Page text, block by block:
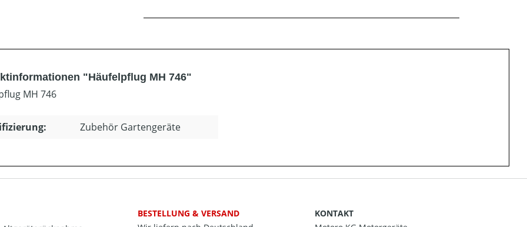
"Häufelpflug MH 746"
MH 746
Zubehör Gartengeräte
BESTELLUNG & VERSAND
KONTAKT